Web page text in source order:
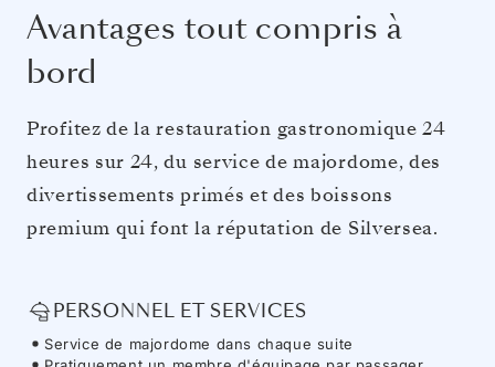
Avantages tout compris à
bord
Profitez de la restauration gastronomique 24
heures sur 24, du service de majordome, des
divertissements primés et des boissons
premium qui font la réputation de Silversea.
PERSONNEL ET SERVICES
Service de majordome dans chaque suite